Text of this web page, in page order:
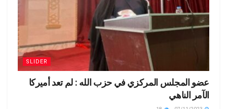
SLIDER
عضو المجلس المركزي في حزب الله : لم تعد أميركا
الآمر الناهي